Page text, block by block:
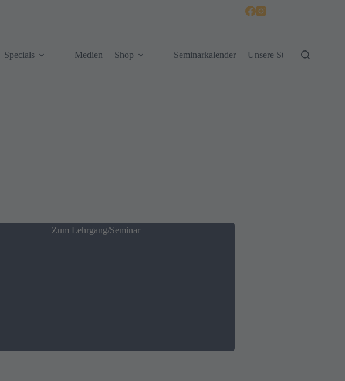
Specials Medien Shop Seminarkalender Unsere Standorte
Zum Lehrgang/Seminar